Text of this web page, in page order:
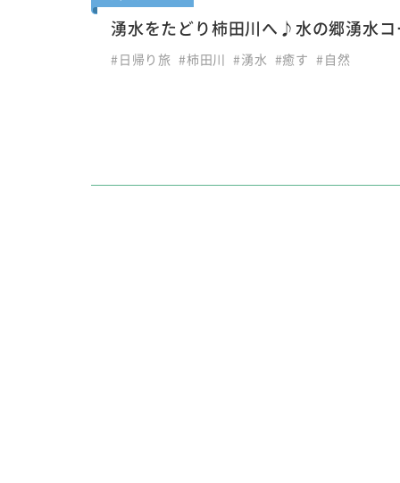
湧水をたどり柿田川へ♪水の郷湧水
#日帰り旅 #柿田川 #湧水 #癒す #自然